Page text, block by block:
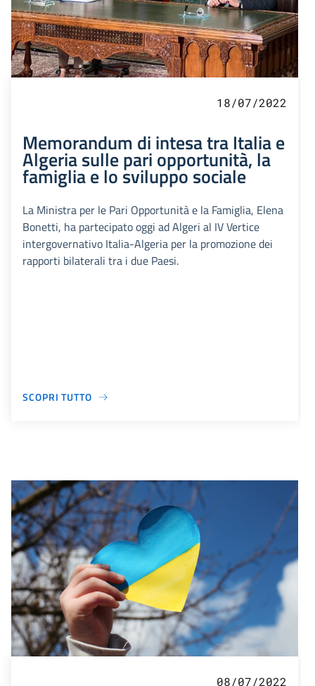
18/07/2022
Memorandum di intesa tra Italia e
Algeria sulle pari opportunità, la
famiglia e lo sviluppo sociale
La Ministra per le Pari Opportunità e la Famiglia, Elena
Bonetti, ha partecipato oggi ad Algeri al IV Vertice
intergovernativo Italia-Algeria per la promozione dei
rapporti bilaterali tra i due Paesi.
SCOPRI TUTTO
08/07/2022